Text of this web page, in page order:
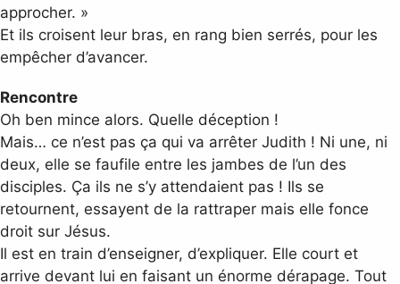
approcher. »
Et ils croisent leur bras, en rang bien serrés, pour les
empêcher d’avancer.
Rencontre
Oh ben mince alors. Quelle déception !
Mais… ce n’est pas ça qui va arrêter Judith ! Ni une, ni
deux, elle se faufile entre les jambes de l’un des
disciples. Ça ils ne s’y attendaient pas ! Ils se
retournent, essayent de la rattraper mais elle fonce
droit sur Jésus.
Il est en train d’enseigner, d’expliquer. Elle court et
arrive devant lui en faisant un énorme dérapage. Tout